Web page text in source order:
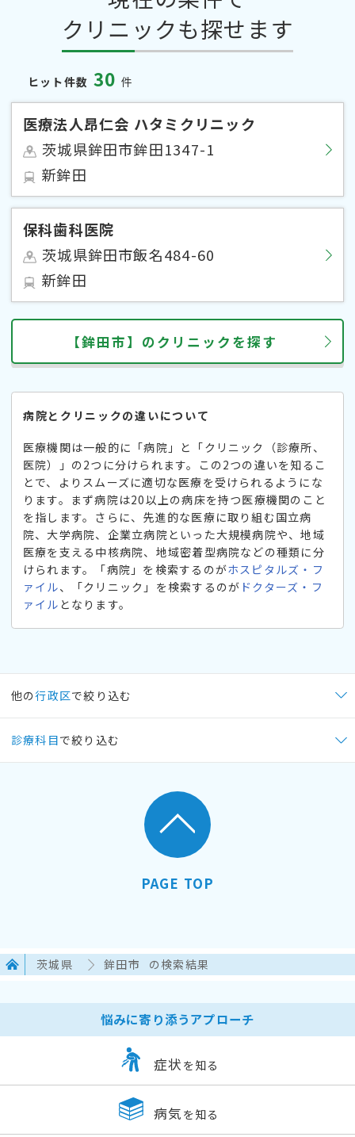
クリニックも探せます
ヒット件数 30 件
医療法人昂仁会 ハタミクリニック
茨城県鉾田市鉾田1347-1
新鉾田
保科歯科医院
茨城県鉾田市飯名484-60
新鉾田
【鉾田市】のクリニックを探す
病院とクリニックの違いについて
医療機関は一般的に「病院」と「クリニック（診療所、
医院）」の2つに分けられます。この2つの違いを知るこ
とで、よりスムーズに適切な医療を受けられるようにな
ります。まず病院は20以上の病床を持つ医療機関のこと
を指します。さらに、先進的な医療に取り組む国立病
院、大学病院、企業立病院といった大規模病院や、地域
医療を支える中核病院、地域密着型病院などの種類に分
けられます。「病院」を検索するのがホスピタルズ・フ
ァイル、「クリニック」を検索するのが ドクターズ・フ
ァイル となります。
他の行政区で絞り込む
診療科目で絞り込む
PAGE TOP
茨城県 鉾田市 の検索結果
悩みに寄り添うアプローチ
症状 を知る
病気 を知る